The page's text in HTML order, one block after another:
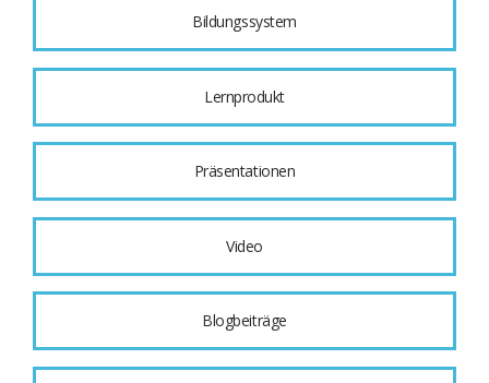
Bildungssystem
Lernprodukt
Präsentationen
Video
Blogbeiträge